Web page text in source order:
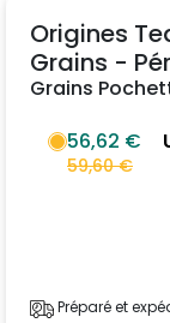
Origines
Grains -
Grains
56,62 €
59,60 €
Préparé et